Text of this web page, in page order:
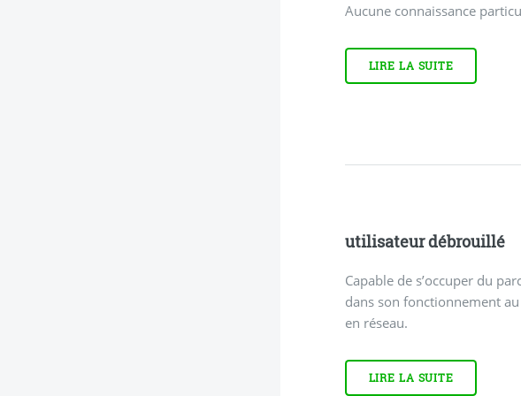
Aucune connaissance
LIRE LA SUITE
utilisateur débrouillé
Capable de s’occuper du
dans son fonctionnement
en réseau.
LIRE LA SUITE